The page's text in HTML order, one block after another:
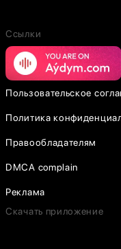
Ссылки
Пользовательское
Политика
Правообладателям
DMCA complain
Реклама
Скачать приложение